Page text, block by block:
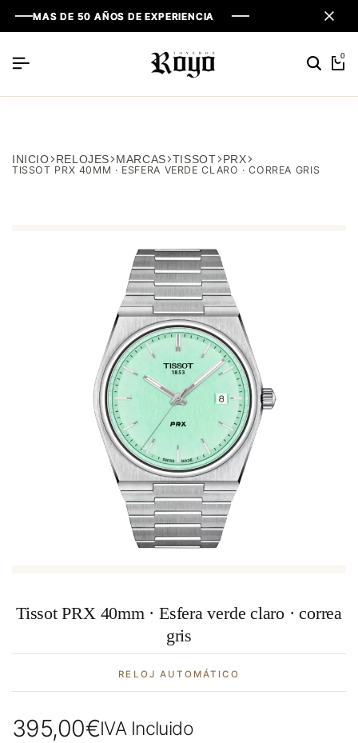
MAS DE 50 AÑOS DE EXPERIENCIA
MAS DE 50 AÑOS DE EXPERIENCIA
MAS DE 50 AÑOS DE EXPERIENCIA
0
INICIO RELOJES MARCAS TISSOT PRX
TISSOT PRX 40MM · ESFERA VERDE CLARO · CORREA GRIS
Tissot PRX 40mm · Esfera verde claro · correa
gris
RELOJ AUTOMÁTICO
395,00€IVA Incluido